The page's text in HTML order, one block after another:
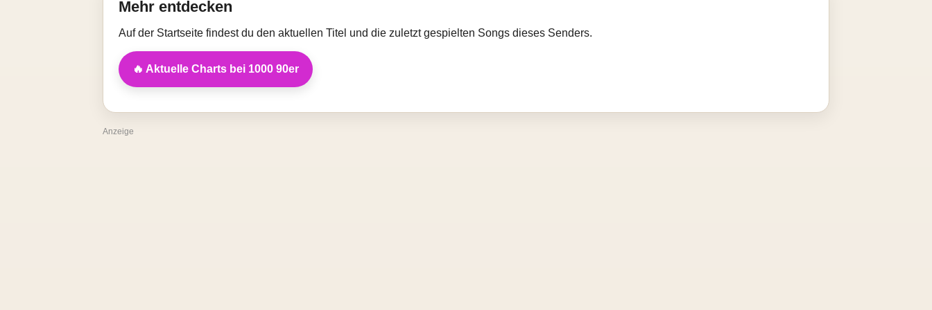
Mehr entdecken
Auf der Startseite findest du den aktuellen Titel und die zuletzt gespielten Songs dieses Senders.
🔥 Aktuelle Charts bei 1000 90er
Anzeige